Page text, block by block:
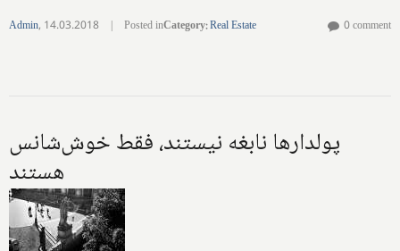
Admin, 14.03.2018 | Posted inCategory:Real Estate 0 comment
پولدارها نابغه نیستند، فقط خوش‌شانس
هستند